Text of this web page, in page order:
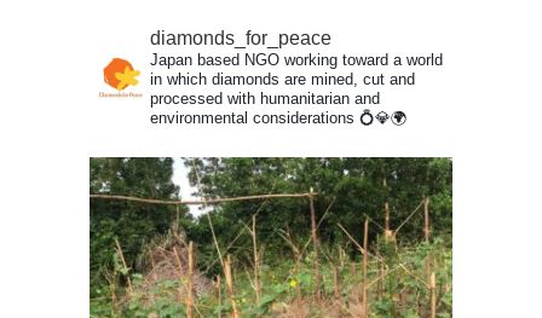
diamonds_for_peace
Japan based NGO working toward a world
in which diamonds are mined, cut and
processed with humanitarian and
environmental considerations 💍💎🌍